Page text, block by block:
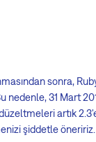
sonra,
nedenle, 31 Mart
artık
şiddetle öneririz.